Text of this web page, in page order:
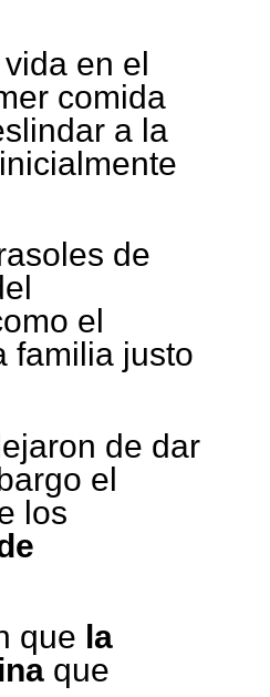
en el
comida
a la
de
el
familia justo
de dar
el
los
que la
que